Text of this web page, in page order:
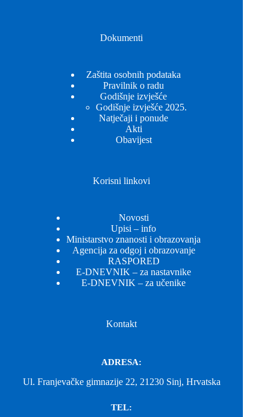
Dokumenti
Zaštita osobnih podataka
Pravilnik o radu
Godišnje izvješće
Godišnje izvješće 2025.
Natječaji i ponude
Akti
Obavijest
Korisni linkovi
Novosti
Upisi – info
Ministarstvo znanosti i obrazovanja
Agencija za odgoj i obrazovanje
RASPORED
E-DNEVNIK – za nastavnike
E-DNEVNIK – za učenike
Kontakt
ADRESA:
Ul. Franjevačke gimnazije 22, 21230 Sinj, Hrvatska
TEL: